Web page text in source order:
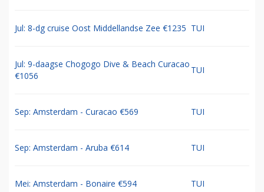
Jul: 8-dg cruise Oost Middellandse Zee €1235 TUI
Jul: 9-daagse Chogogo Dive & Beach Curacao
€1056
TUI
Sep: Amsterdam - Curacao €569 TUI
Sep: Amsterdam - Aruba €614 TUI
Mei: Amsterdam - Bonaire €594 TUI